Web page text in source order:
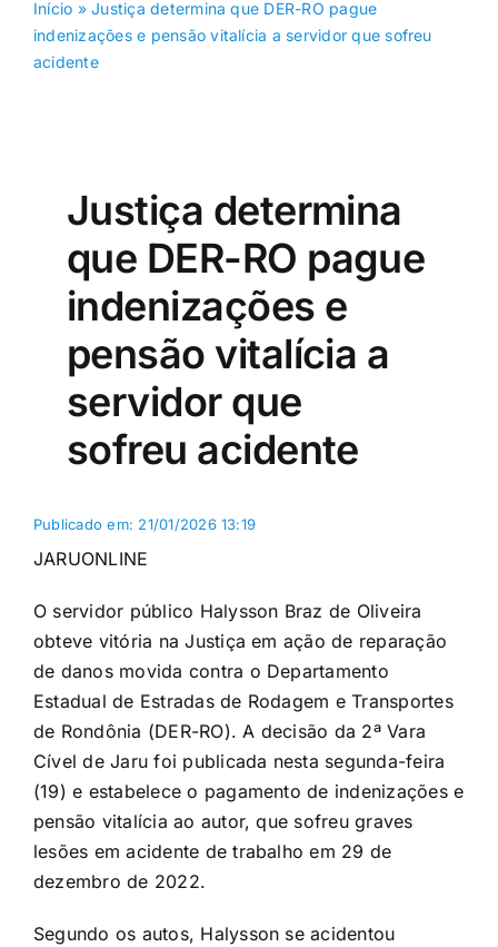
Início »Justiça determina que DER-RO pague
indenizações e pensão vitalícia a servidor que sofreu
acidente
Justiça determina
que DER-RO pague
indenizações e
pensão vitalícia a
servidor que
sofreu acidente
Publicado em: 21/01/2026 13:19
JARUONLINE
O servidor público Halysson Braz de Oliveira
obteve vitória na Justiça em ação de reparação
de danos movida contra o Departamento
Estadual de Estradas de Rodagem e Transportes
de Rondônia (DER-RO). A decisão da 2ª Vara
Cível de Jaru foi publicada nesta segunda-feira
(19) e estabelece o pagamento de indenizações e
pensão vitalícia ao autor, que sofreu graves
lesões em acidente de trabalho em 29 de
dezembro de 2022.
Segundo os autos, Halysson se acidentou